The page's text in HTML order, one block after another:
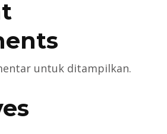
untuk ditampilkan.